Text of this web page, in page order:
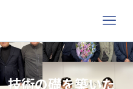
技術の礎を築いた